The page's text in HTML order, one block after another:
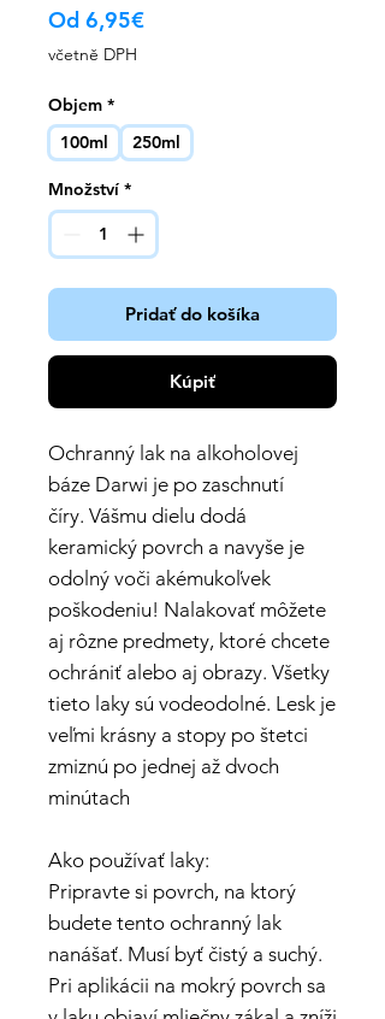
Od 6,95€Zvýhodněná
včetně DPH
Objem *
100ml
250ml
Množství *
Pridať do košíka
Kúpiť
Ochranný lak na alkoholovej
báze Darwi je po zaschnutí
číry. Vášmu dielu dodá
keramický povrch a navyše je
odolný voči akémukoľvek
poškodeniu! Nalakovať môžete
aj rôzne predmety, ktoré chcete
ochrániť alebo aj obrazy. Všetky
tieto laky sú vodeodolné. Lesk je
veľmi krásny a stopy po štetci
zmiznú po jednej až dvoch
minútach
Ako používať laky:
Pripravte si povrch, na ktorý
budete tento ochranný lak
nanášať. Musí byť čistý a suchý.
Pri aplikácii na mokrý povrch sa